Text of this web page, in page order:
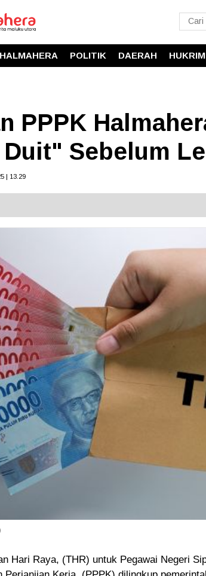
HALMAHERA POLITIK DAERAH HUKRIM
PPPK
Sebelum
| 13.29
Hari Raya, (THR) untuk Pegawai Negeri